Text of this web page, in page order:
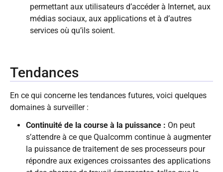
permettant aux utilisateurs d’accéder à Internet, aux
médias sociaux, aux applications et à d’autres
services où qu’ils soient.
Tendances
En ce qui concerne les tendances futures, voici quelques
domaines à surveiller :
Continuité de la course à la puissance : On peut
s’attendre à ce que Qualcomm continue à augmenter
la puissance de traitement de ses processeurs pour
répondre aux exigences croissantes des applications